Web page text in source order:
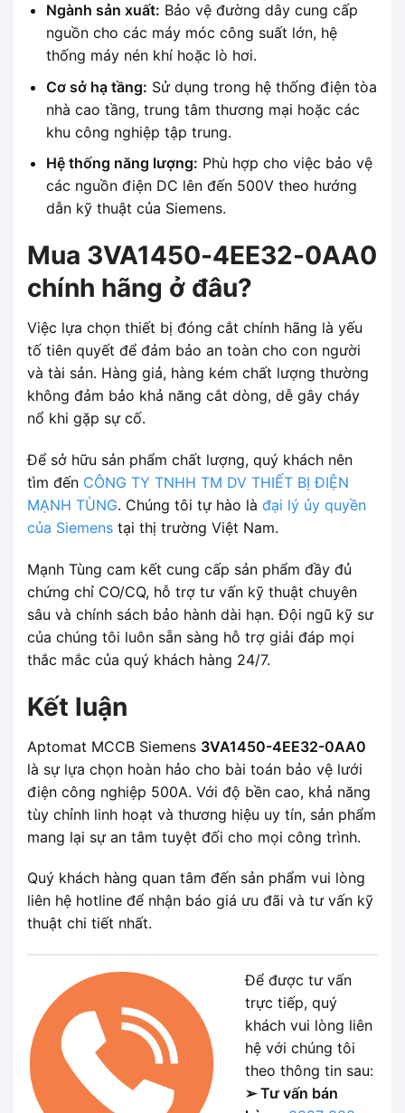
Ngành sản xuất: Bảo vệ đường dây cung cấp
nguồn cho các máy móc công suất lớn, hệ
thống máy nén khí hoặc lò hơi.
Cơ sở hạ tầng: Sử dụng trong hệ thống điện tòa
nhà cao tầng, trung tâm thương mại hoặc các
khu công nghiệp tập trung.
Hệ thống năng lượng: Phù hợp cho việc bảo vệ
các nguồn điện DC lên đến 500V theo hướng
dẫn kỹ thuật của Siemens.
Mua 3VA1450-4EE32-0AA0
chính hãng ở đâu?
Việc lựa chọn thiết bị đóng cắt chính hãng là yếu
tố tiên quyết để đảm bảo an toàn cho con người
và tài sản. Hàng giả, hàng kém chất lượng thường
không đảm bảo khả năng cắt dòng, dễ gây cháy
nổ khi gặp sự cố.
Để sở hữu sản phẩm chất lượng, quý khách nên
tìm đến CÔNG TY TNHH TM DV THIẾT BỊ ĐIỆN
MẠNH TÙNG. Chúng tôi tự hào là đại lý ủy quyền
của Siemens tại thị trường Việt Nam.
Mạnh Tùng cam kết cung cấp sản phẩm đầy đủ
chứng chỉ CO/CQ, hỗ trợ tư vấn kỹ thuật chuyên
sâu và chính sách bảo hành dài hạn. Đội ngũ kỹ sư
của chúng tôi luôn sẵn sàng hỗ trợ giải đáp mọi
thắc mắc của quý khách hàng 24/7.
Kết luận
Aptomat MCCB Siemens 3VA1450-4EE32-0AA0
là sự lựa chọn hoàn hảo cho bài toán bảo vệ lưới
điện công nghiệp 500A. Với độ bền cao, khả năng
tùy chỉnh linh hoạt và thương hiệu uy tín, sản phẩm
mang lại sự an tâm tuyệt đối cho mọi công trình.
Quý khách hàng quan tâm đến sản phẩm vui lòng
liên hệ hotline để nhận báo giá ưu đãi và tư vấn kỹ
thuật chi tiết nhất.
Để được tư vấn
trực tiếp, quý
khách vui lòng liên
hệ với chúng tôi
theo thông tin sau:
➢ Tư vấn bán